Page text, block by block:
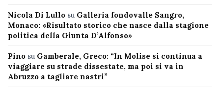
Nicola Di Lullo su Galleria fondovalle Sangro,
Monaco: «Risultato storico che nasce dalla stagione
politica della Giunta D’Alfonso»
Pino su Gamberale, Greco: “In Molise si continua a
viaggiare su strade dissestate, ma poi si va in
Abruzzo a tagliare nastri”